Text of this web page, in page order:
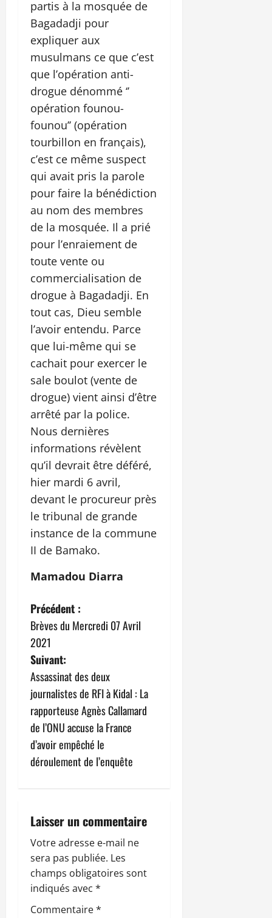
partis à la mosquée de
Bagadadji pour
expliquer aux
musulmans ce que c’est
que l’opération anti-
drogue dénommé ‘’
opération founou-
founou’’ (opération
tourbillon en français),
c’est ce même suspect
qui avait pris la parole
pour faire la bénédiction
au nom des membres
de la mosquée. Il a prié
pour l’enraiement de
toute vente ou
commercialisation de
drogue à Bagadadji. En
tout cas, Dieu semble
l’avoir entendu. Parce
que lui-même qui se
cachait pour exercer le
sale boulot (vente de
drogue) vient ainsi d’être
arrêté par la police.
Nous dernières
informations révèlent
qu’il devrait être déféré,
hier mardi 6 avril,
devant le procureur près
le tribunal de grande
instance de la commune
II de Bamako.
Mamadou Diarra
N
a
v
i
g
a
t
o
n
d
’
Précédent :
Brèves du Mercredi 07 Avril
2021
Suivant:
Assassinat des deux
journalistes de RFI à Kidal : La
rapporteuse Agnès Callamard
de l’ONU accuse la France
d’avoir empêché le
déroulement de l’enquête
Laisser un commentaire
Votre adresse e-mail ne
sera pas publiée. Les
champs obligatoires sont
indiqués avec *
Commentaire*